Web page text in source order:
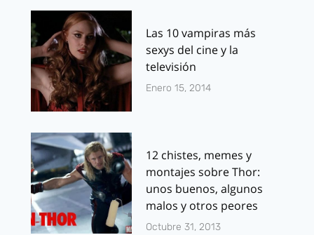
Las 10 vampiras más
sexys del cine y la
televisión
Enero 15, 2014
12 chistes, memes y
montajes sobre Thor:
unos buenos, algunos
malos y otros peores
Octubre 31, 2013